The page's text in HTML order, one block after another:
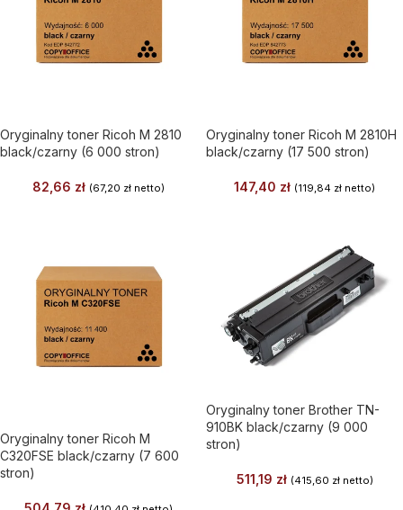
Oryginalny toner Ricoh M 2810
black/czarny (6 000 stron)
82,66 zł (67,20 zł netto)
Oryginalny toner Ricoh M 2810H
black/czarny (17 500 stron)
147,40 zł (119,84 zł netto)
Oryginalny toner Ricoh M
C320FSE black/czarny (7 600
stron)
Oryginalny toner Brother TN-
910BK black/czarny (9 000
stron)
511,19 zł (415,60 złnetto)